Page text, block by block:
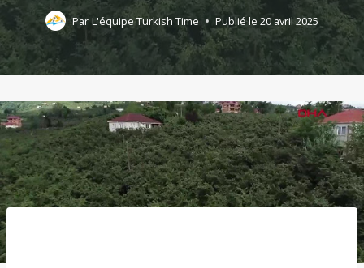
Par L'équipe Turkish Time Publié le 20 avril 2025